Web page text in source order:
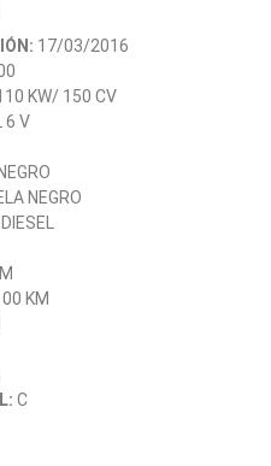
17/03/2016
KW/ 150 CV
6 V
NEGRO
NEGRO
DIESEL
KM
C